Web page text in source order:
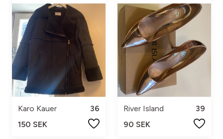
Karo Kauer
36
150 SEK
River Island
39
90 SEK